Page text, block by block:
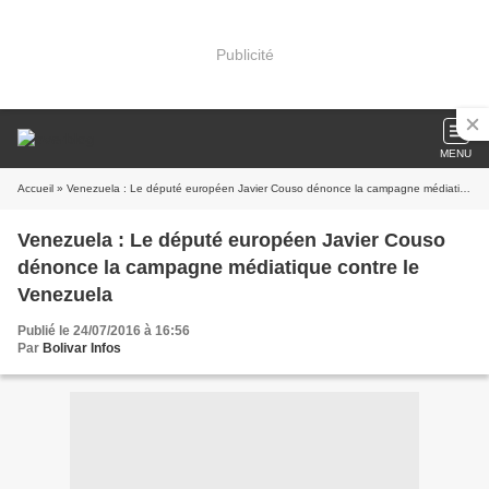
Publicité
MENU
Accueil » Venezuela : Le député européen Javier Couso dénonce la campagne médiatique contre le Venezuela
Venezuela : Le député européen Javier Couso
dénonce la campagne médiatique contre le
Venezuela
Publié le 24/07/2016 à 16:56
Par Bolivar Infos